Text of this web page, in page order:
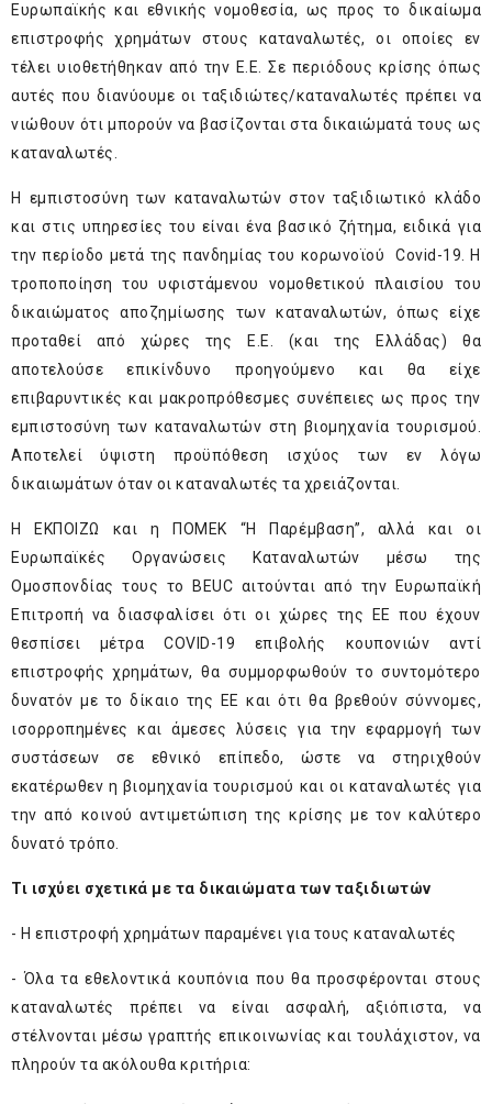
Ευρωπαϊκής και εθνικής νομοθεσία, ως προς το δικαίωμα
επιστροφής χρημάτων στους καταναλωτές, οι οποίες εν
τέλει υιοθετήθηκαν από την Ε.Ε. Σε περιόδους κρίσης όπως
αυτές που διανύουμε οι ταξιδιώτες/καταναλωτές πρέπει να
νιώθουν ότι μπορούν να βασίζονται στα δικαιώματά τους ως
καταναλωτές.
Η εμπιστοσύνη των καταναλωτών στον ταξιδιωτικό κλάδο
και στις υπηρεσίες του είναι ένα βασικό ζήτημα, ειδικά για
την περίοδο μετά της πανδημίας του κορωνοϊού Covid-19. Η
τροποποίηση του υφιστάμενου νομοθετικού πλαισίου του
δικαιώματος αποζημίωσης των καταναλωτών, όπως είχε
προταθεί από χώρες της Ε.Ε. (και της Ελλάδας) θα
αποτελούσε επικίνδυνο προηγούμενο και θα είχε
επιβαρυντικές και μακροπρόθεσμες συνέπειες ως προς την
εμπιστοσύνη των καταναλωτών στη βιομηχανία τουρισμού.
Αποτελεί ύψιστη προϋπόθεση ισχύος των εν λόγω
δικαιωμάτων όταν οι καταναλωτές τα χρειάζονται.
Η ΕΚΠΟΙΖΩ και η ΠΟΜΕΚ “Η Παρέμβαση”, αλλά και οι
Ευρωπαϊκές Οργανώσεις Καταναλωτών μέσω της
Ομοσπονδίας τους το BEUC αιτούνται από την Ευρωπαϊκή
Επιτροπή να διασφαλίσει ότι οι χώρες της ΕΕ που έχουν
θεσπίσει μέτρα COVID-19 επιβολής κουπονιών αντί
επιστροφής χρημάτων, θα συμμορφωθούν το συντομότερο
δυνατόν με το δίκαιο της ΕΕ και ότι θα βρεθούν σύννομες,
ισορροπημένες και άμεσες λύσεις για την εφαρμογή των
συστάσεων σε εθνικό επίπεδο, ώστε να στηριχθούν
εκατέρωθεν η βιομηχανία τουρισμού και οι καταναλωτές για
την από κοινού αντιμετώπιση της κρίσης με τον καλύτερο
δυνατό τρόπο.
Τι ισχύει σχετικά με τα δικαιώματα των ταξιδιωτών
- Η επιστροφή χρημάτων παραμένει για τους καταναλωτές
- Όλα τα εθελοντικά κουπόνια που θα προσφέρονται στους
καταναλωτές πρέπει να είναι ασφαλή, αξιόπιστα, να
στέλνονται μέσω γραπτής επικοινωνίας και τουλάχιστον, να
πληρούν τα ακόλουθα κριτήρια: